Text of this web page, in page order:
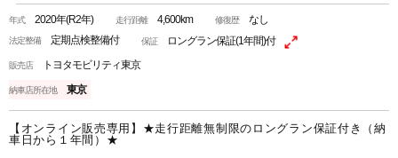
年式2020年(R2年) 走行距離4,600km 修復歴なし
法定整備定期点検整備付 保証ロングラン保証(1年間)付
販売店トヨタモビリティ東京
納車店所在地東京
【オンライン販売専用】★走行距離無制限のロングラン保証付き（納
車日から１年間）★